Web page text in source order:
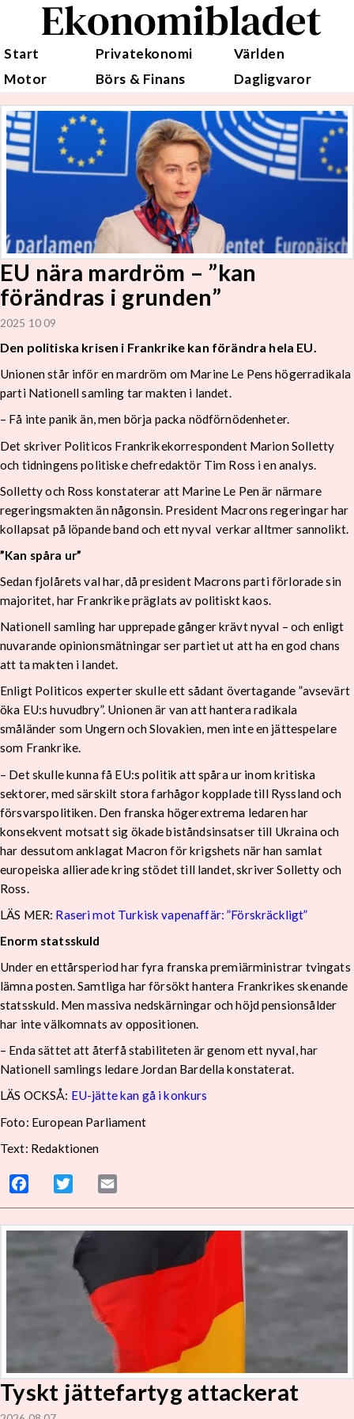
Ekonomibladet
Start Privatekonomi
Världen
Motor
Börs & Finans Dagligvaror
EU nära mardröm – ”kan
förändras i grunden”
2025 10 09
Den politiska krisen i Frankrike kan förändra hela EU.
Unionen står inför en mardröm om Marine Le Pens högerradikala
parti Nationell samling tar makten i landet.
– Få inte panik än, men börja packa nödförnödenheter.
Det skriver Politicos Frankrikekorrespondent Marion Solletty
och tidningens politiske chefredaktör Tim Ross i en analys.
Solletty och Ross konstaterar att Marine Le Pen är närmare
regeringsmakten än någonsin. President Macrons regeringar har
kollapsat på löpande band och ett nyval verkar alltmer sannolikt.
”Kan spåra ur”
Sedan fjolårets val har, då president Macrons parti förlorade sin
majoritet, har Frankrike präglats av politiskt kaos.
Nationell samling har upprepade gånger krävt nyval – och enligt
nuvarande opinionsmätningar ser partiet ut att ha en god chans
att ta makten i landet.
Enligt Politicos experter skulle ett sådant övertagande ”avsevärt
öka EU:s huvudbry”. Unionen är van att hantera radikala
småländer som Ungern och Slovakien, men inte en jättespelare
som Frankrike.
– Det skulle kunna få EU:s politik att spåra ur inom kritiska
sektorer, med särskilt stora farhågor kopplade till Ryssland och
försvarspolitiken. Den franska högerextrema ledaren har
konsekvent motsatt sig ökade biståndsinsatser till Ukraina och
har dessutom anklagat Macron för krigshets när han samlat
europeiska allierade kring stödet till landet, skriver Solletty och
Ross.
LÄS MER: Raseri mot Turkisk vapenaffär: ”Förskräckligt”
Enorm statsskuld
Under en ettårsperiod har fyra franska premiärministrar tvingats
lämna posten. Samtliga har försökt hantera Frankrikes skenande
statsskuld. Men massiva nedskärningar och höjd pensionsålder
har inte välkomnats av oppositionen.
– Enda sättet att återfå stabiliteten är genom ett nyval, har
Nationell samlings ledare Jordan Bardella konstaterat.
LÄS OCKSÅ: EU-jätte kan gå i konkurs
Foto: European Parliament
Text: Redaktionen
Facebook Twitter
Tyskt jättefartyg attackerat